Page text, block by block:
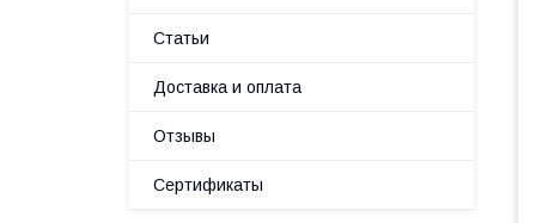
Статьи
Доставка и оплата
Отзывы
Сертификаты